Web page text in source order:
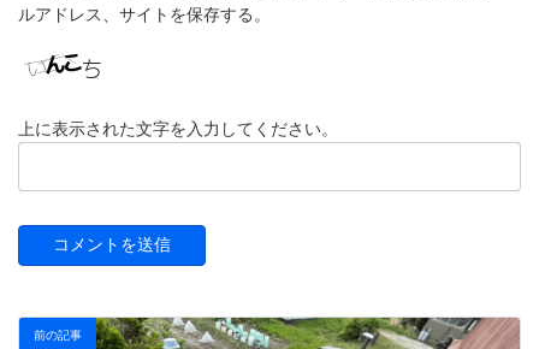
ルアドレス、サイトを保存する。
上に表示された文字を入力してください。
前の記事